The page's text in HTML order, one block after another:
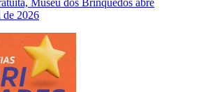
de 2026